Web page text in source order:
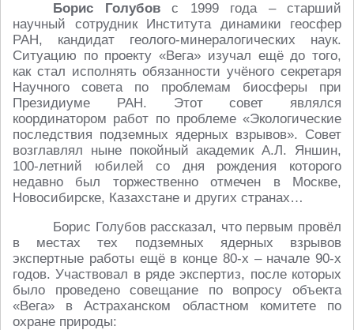
Борис Голубовс 1999 года – старший
научный сотрудник Института динамики геосфер
РАН, кандидат геолого-минералогических наук.
Ситуацию по проекту «Вега» изучал ещё до того,
как стал исполнять обязанности учёного секретаря
Научного совета по проблемам биосферы при
Президиуме РАН. Этот совет являлся
координатором работ по проблеме «Экологические
последствия подземных ядерных взрывов». Совет
возглавлял ныне покойный академик А.Л. Яншин,
100-летний юбилей со дня рождения которого
недавно был торжественно отмечен в Москве,
Новосибирске, Казахстане и других странах…
Борис Голубов рассказал, что первым провёл
в местах тех подземных ядерных взрывов
экспертные работы ещё в конце 80-х – начале 90-х
годов. Участвовал в ряде экспертиз, после которых
было проведено совещание по вопросу объекта
«Вега» в Астраханском областном комитете по
охране природы: